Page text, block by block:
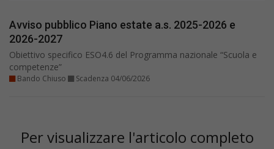
Avviso pubblico Piano estate a.s. 2025-2026 e
2026-2027
Obiettivo specifico ESO4.6 del Programma nazionale “Scuola e
competenze”
Bando Chiuso Scadenza 04/06/2026
Per visualizzare l'articolo completo